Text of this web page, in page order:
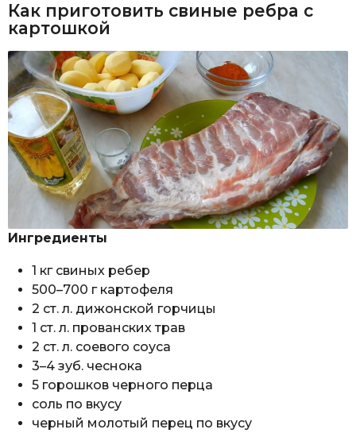
Как приготовить свиные ребра с
картошкой
Ингредиенты
1 кг свиных ребер
500–700 г картофеля
2 ст. л. дижонской горчицы
1 ст. л. прованских трав
2 ст. л. соевого соуса
3–4 зуб. чеснока
5 горошков черного перца
соль по вкусу
черный молотый перец по вкусу